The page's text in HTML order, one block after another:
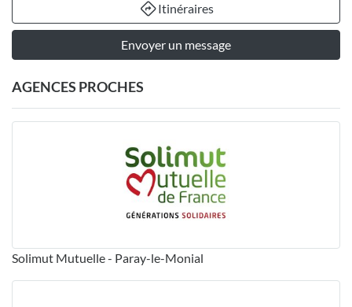
Itinéraires
Envoyer un message
AGENCES PROCHES
Solimut Mutuelle - Paray-le-Monial